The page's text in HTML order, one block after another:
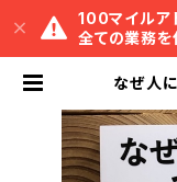
100マイルア
全ての業務を
なぜ人